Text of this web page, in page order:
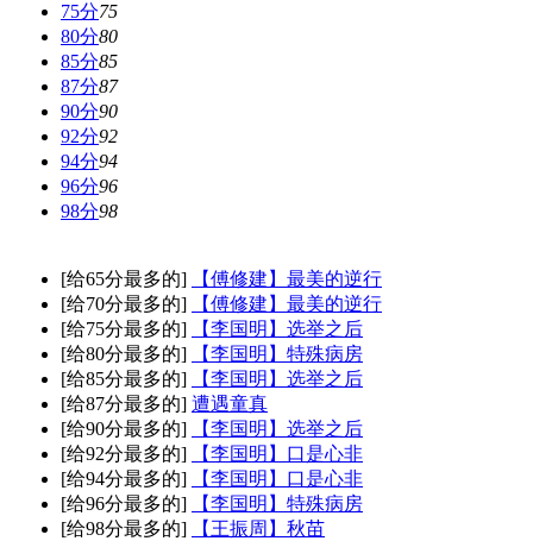
75分75
80分80
85分85
87分87
90分90
92分92
94分94
96分96
98分98
[给65分最多的]
【傅修建】最美的逆行
[给70分最多的]
【傅修建】最美的逆行
[给75分最多的]
【李国明】选举之后
[给80分最多的]
【李国明】特殊病房
[给85分最多的]
【李国明】选举之后
[给87分最多的] 遭遇童真
[给90分最多的]
【李国明】选举之后
[给92分最多的]
【李国明】口是心非
[给94分最多的]
【李国明】口是心非
[给96分最多的]
【李国明】特殊病房
[给98分最多的]
【王振周】秋苗